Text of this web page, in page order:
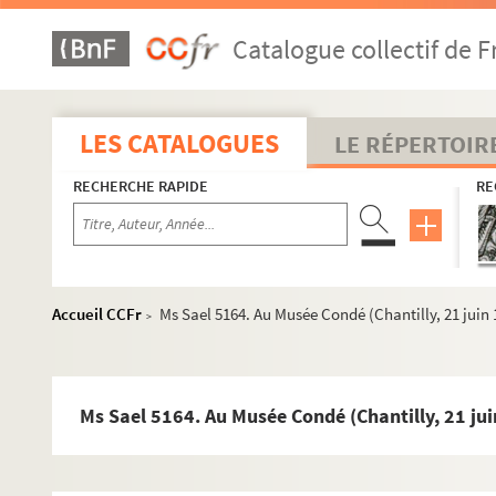
Catalogue collectif de
LES CATALOGUES LE
RECHERCHE RAPIDE
Accueil CCFr >
Ms Sael 5164. Au Musée Condé (Chantilly, 21
Ms Sael 5164. Au Musée Condé (Chantilly, 21
Ms Sael 5059. Allocution de monsieur Duparc, président
Ms Sael 5060. Lettre autographe du général Rapp
Ms Sael 5061. Lettre du cardinal de Richelieu à l'évêque de
Ms Sael 5062. Jules Doublet de Boisthibault, Marceau
Ms Sael 5063. Questions sur les médailles et les monuments
Ms Sael 5064. Jules Doublet de Boisthibault, Notes relatives
Ms Sael 5065. Note sur Godeau
Ms Sael 5066. Jules Doublet de Boisthibault, Notes
Ms Sael 5070. Jules Doublet de Boisthibault, Notice sur la